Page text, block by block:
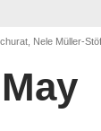
Nele Müller-